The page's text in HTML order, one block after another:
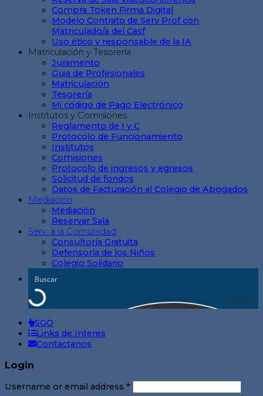
Compra Token Firma Digital
Modelo Contrato de Serv Prof con
Matriculado/a del Casf
Uso ético y responsable de la IA
Matriculación y Tesorería
Juramento
Guia de Profesionales
Matriculación
Tesorería
Mi código de Pago Electrónico
Institutos y Comisiones
Reglamento de I y C
Protocolo de Funcionamiento
Institutos
Comisiones
Protocolo de ingresos y egresos
Solicitud de fondos
Datos de Facturación al Colegio de Abogados
Mediación
Mediación
Reservar Sala
Serv. a la Comunidad
Consultoría Gratuita
Defensoría de los Niños
Colegio Solidario
Search
SGO
Links de Interes
Contactanos
Login
Username or email address *